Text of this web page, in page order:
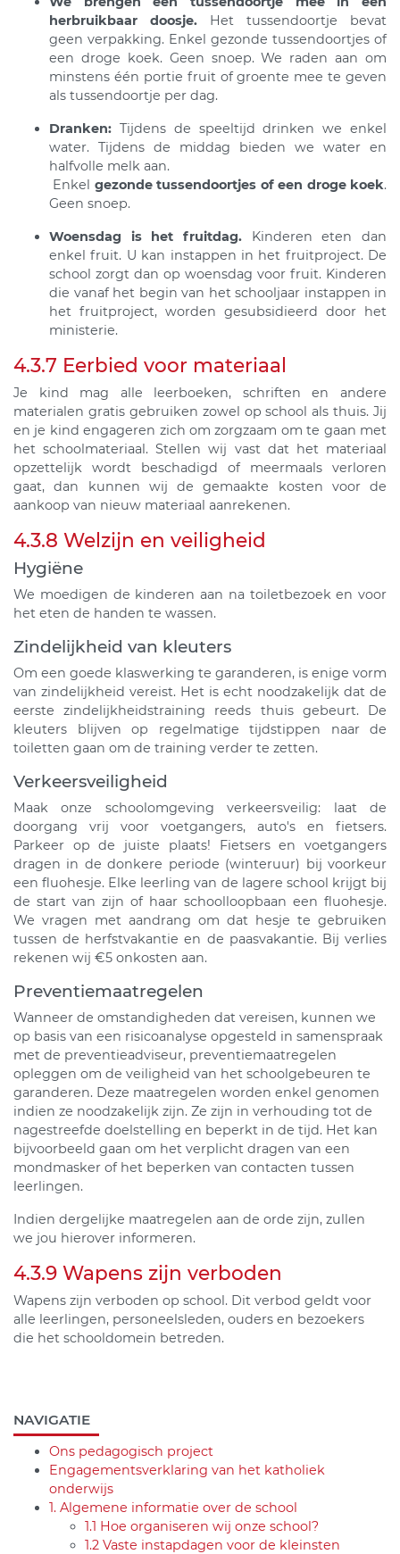
NAVIGATIE
Ons pedagogisch project
Engagementsverklaring van het katholiek
onderwijs
1. Algemene informatie over de school
1.1 Hoe organiseren wij onze school?
1.2 Vaste instapdagen voor de kleinsten
herbruikbaar doosje. Het tussendoortje bevat
geen verpakking. Enkel gezonde tussendoortjes of
een droge koek. Geen snoep. We raden aan om
minstens één portie fruit of groente mee te geven
als tussendoortje per dag.
Dranken: Tijdens de speeltijd drinken we enkel
water. Tijdens de middag bieden we water en
halfvolle melk aan.
Enkel gezonde tussendoortjes of een droge koek.
Geen snoep.
Woensdag is het fruitdag. Kinderen eten dan
enkel fruit. U kan instappen in het fruitproject. De
school zorgt dan op woensdag voor fruit. Kinderen
die vanaf het begin van het schooljaar instappen in
het fruitproject, worden gesubsidieerd door het
ministerie.
4.3.7 Eerbied voor materiaal
Je kind mag alle leerboeken, schriften en andere
materialen gratis gebruiken zowel op school als thuis. Jij
en je kind engageren zich om zorgzaam om te gaan met
het schoolmateriaal. Stellen wij vast dat het materiaal
opzettelijk wordt beschadigd of meermaals verloren
gaat, dan kunnen wij de gemaakte kosten voor de
aankoop van nieuw materiaal aanrekenen.
4.3.8 Welzijn en veiligheid
Hygiëne
We moedigen de kinderen aan na toiletbezoek en voor
het eten de handen te wassen.
Zindelijkheid van kleuters
Om een goede klaswerking te garanderen, is enige vorm
van zindelijkheid vereist. Het is echt noodzakelijk dat de
eerste zindelijkheidstraining reeds thuis gebeurt. De
kleuters blijven op regelmatige tijdstippen naar de
toiletten gaan om de training verder te zetten.
Verkeersveiligheid
Maak onze schoolomgeving verkeersveilig: laat de
doorgang vrij voor voetgangers, auto's en fietsers.
Parkeer op de juiste plaats! Fietsers en voetgangers
dragen in de donkere periode (winteruur) bij voorkeur
een fluohesje. Elke leerling van de lagere school krijgt bij
de start van zijn of haar schoolloopbaan een fluohesje.
We vragen met aandrang om dat hesje te gebruiken
tussen de herfstvakantie en de paasvakantie. Bij verlies
rekenen wij €5 onkosten aan.
Preventiemaatregelen
Wanneer de omstandigheden dat vereisen, kunnen we
op basis van een risicoanalyse opgesteld in samenspraak
met de preventieadviseur, preventiemaatregelen
opleggen om de veiligheid van het schoolgebeuren te
garanderen. Deze maatregelen worden enkel genomen
indien ze noodzakelijk zijn. Ze zijn in verhouding tot de
nagestreefde doelstelling en beperkt in de tijd. Het kan
bijvoorbeeld gaan om het verplicht dragen van een
mondmasker of het beperken van contacten tussen
leerlingen.
Indien dergelijke maatregelen aan de orde zijn, zullen
we jou hierover informeren.
4.3.9 Wapens zijn verboden
Wapens zijn verboden op school. Dit verbod geldt voor
alle leerlingen, personeelsleden, ouders en bezoekers
die het schooldomein betreden.